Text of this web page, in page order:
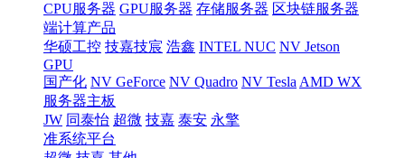
CPU服务器 GPU服务器 存储服务器 区块链服务器
端计算产品
华硕工控 技嘉技宸 浩鑫 INTEL NUC NV Jetson
GPU
国产化 NV GeForce NV Quadro NV Tesla AMD WX
服务器主板
JW 同泰怡 超微 技嘉 泰安 永擎
准系统平台